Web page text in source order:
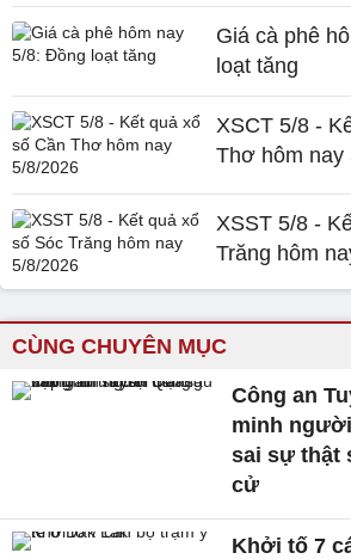
Giá cà phê
loạt tăng
XSCT 5/8 -
Thơ hôm nay
XSST 5/8 -
Trăng hôm
CÙNG CHUYÊN MỤC
Công an
minh
sai sự thật
cử
Khởi tố 7